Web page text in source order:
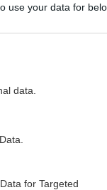
use your data for
data.
for Targeted